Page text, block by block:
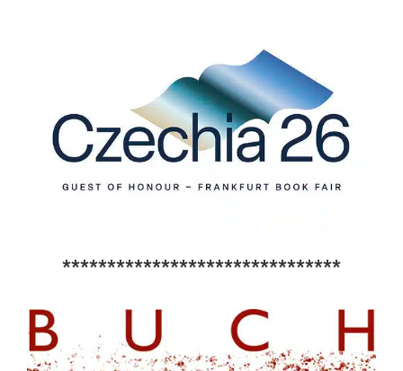
*******************************